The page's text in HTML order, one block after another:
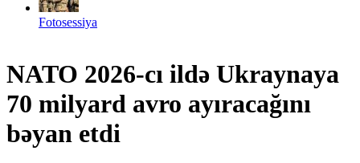
Fotosessiya
NATO 2026-cı ildə Ukraynaya
70 milyard avro ayıracağını
bəyan etdi